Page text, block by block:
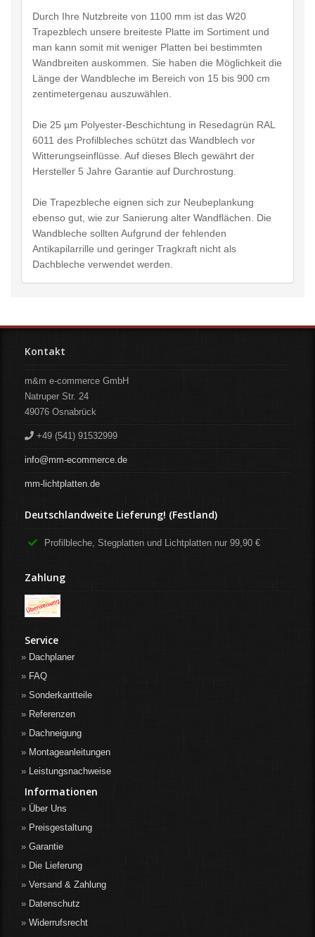
Durch Ihre Nutzbreite von 1100 mm ist das W20
Trapezblech unsere breiteste Platte im Sortiment und
man kann somit mit weniger Platten bei bestimmten
Wandbreiten auskommen. Sie haben die Möglichkeit die
Länge der Wandbleche im Bereich von 15 bis 900 cm
zentimetergenau auszuwählen.
Die 25 µm Polyester-Beschichtung in Resedagrün RAL
6011 des Profilbleches schützt das Wandblech vor
Witterungseinflüsse. Auf dieses Blech gewährt der
Hersteller 5 Jahre Garantie auf Durchrostung.
Die Trapezbleche eignen sich zur Neubeplankung
ebenso gut, wie zur Sanierung alter Wandflächen. Die
Wandbleche sollten Aufgrund der fehlenden
Antikapilarrille und geringer Tragkraft nicht als
Dachbleche verwendet werden.
Kontakt
m&m e-commerce GmbH
Natruper Str. 24
49076 Osnabrück
+49 (541) 91532999
info@mm-ecommerce.de
mm-lichtplatten.de
Deutschlandweite Lieferung! (Festland)
Profilbleche, Stegplatten und Lichtplatten nur 99,90 €
Zahlung
Service
Dachplaner
FAQ
Sonderkantteile
Referenzen
Dachneigung
Montageanleitungen
Leistungsnachweise
Informationen
Über Uns
Preisgestaltung
Garantie
Die Lieferung
Versand & Zahlung
Datenschutz
Widerrufsrecht